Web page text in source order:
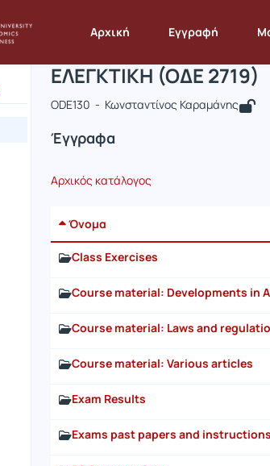
Αρχική Εγγραφή
Αρχική Σελίδα ΕΛΕΓΚΤΙΚΗ (ΟΔΕ
Μάθημα : ΕΛΕΓΚΤΙΚΗ
Κωδικός : ODE130
ΕΛΕΓΚΤΙΚΗ (ΟΔΕ 2719)
ODE130 - Κωνσταντίνος Καραμάνης
Έγγραφα
Αρχικός κατάλογος
Όνομα
Class Exercises
Course material: Developments in
Course material: Laws and
Course material: Various articles
Exam Results
Exams past papers and instructions